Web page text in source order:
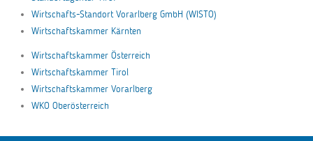
Wirtschafts-Standort Vorarlberg GmbH (WISTO)
Wirtschaftskammer Kärnten
Wirtschaftskammer Österreich
Wirtschaftskammer Tirol
Wirtschaftskammer Vorarlberg
WKO Oberösterreich